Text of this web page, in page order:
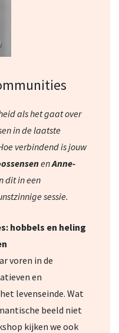
als het gaat over
in de laatste
verbindend is jouw
enAnne-
dit in een
sessie.
hobbels en heling
voren in de
en
levenseinde. Wat
beeld niet
kijken we ook